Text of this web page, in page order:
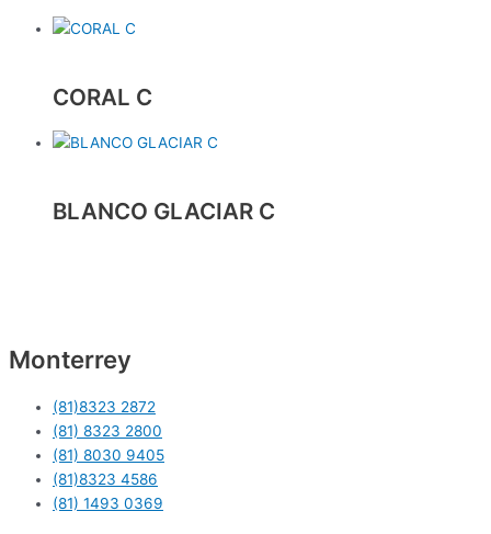
CORAL C
BLANCO GLACIAR C
Monterrey
(81)8323 2872
(81) 8323 2800
(81) 8030 9405
(81)8323 4586
(81) 1493 0369